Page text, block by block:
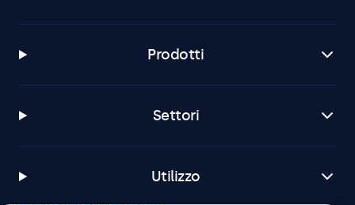
Prodotti
Settori
Utilizzo